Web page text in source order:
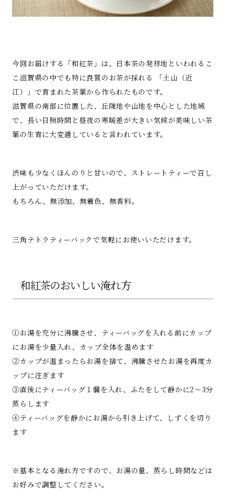
今回お届けする「和紅茶」は、日本茶の発祥地といわれるこ
こ滋賀県の中でも特に良質のお茶が採れる 「土山（近
江）」で育まれた茶葉から作られたものです。
滋賀県の南部に位置した、丘陵地や山地を中心とした地域
で、長い日照時間と昼夜の寒暖差が大きい気候が美味しい茶
葉の生育に大変適していると言われています。
渋味も少なくほんのりと甘いので、ストレートティーで召し
上がっていただけます。
もちろん、無添加、無着色、無香料。
三角テトラティーバックで気軽にお使いいただけます。
和紅茶のおいしい淹れ方
①お湯を充分に沸騰させ、ティーバッグを入れる前にカップ
にお湯を少量入れ、カップ全体を温めます
②カップが温まったらお湯を捨て、沸騰させたお湯を再度カ
ップに注ぎます
③直後にティーバッグ１個を入れ、ふたをして静かに2～3分
蒸らします
④ティーバッグを静かにお湯から引き上げて、しずくを切り
ます
※基本となる淹れ方ですので、お湯の量、蒸らし時間などは
お好みで調整してください。